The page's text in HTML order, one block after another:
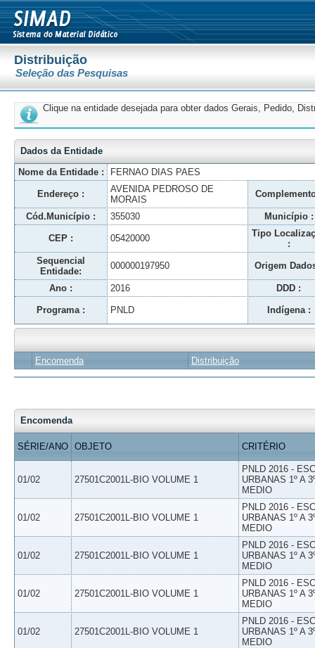
Distribuição
Seleção das Pesquisas
Clique na entidade desejada para obter dados Gerais, Pedido,
Dados da Entidade
Nome da Entidade :
FERNAO DIAS PAES
Endereço :
AVENIDA PEDROSO DE
MORAIS
Cód.Município : 355030 Município :
CEP : 05420000
Tipo
:
Sequencial
Entidade:
000000197950 Origem
Ano : 2016 DDD :
Programa : PNLD Indígena :
Encomenda Distribuição
Encomenda
SÉRIE/ANO OBJETO CRITÉRIO
01/02 27501C2001L-BIO VOLUME 1
PNLD 2016 -
URBANAS 1º A
MEDIO
01/02 27501C2001L-BIO VOLUME 1
PNLD 2016 -
URBANAS 1º A
MEDIO
01/02 27501C2001L-BIO VOLUME 1
PNLD 2016 -
URBANAS 1º A
MEDIO
01/02 27501C2001L-BIO VOLUME 1
PNLD 2016 -
URBANAS 1º A
MEDIO
01/02 27501C2001L-BIO VOLUME 1
PNLD 2016 -
URBANAS 1º A
MEDIO